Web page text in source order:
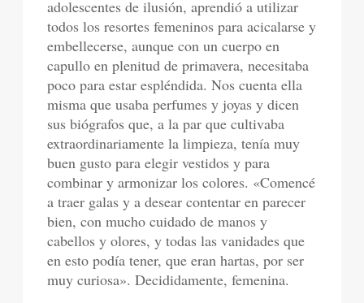
adolescentes de ilusión, aprendió a utilizar
todos los resortes femeninos para acicalarse y
embellecerse, aunque con un cuerpo en
capullo en plenitud de primavera, necesitaba
poco para estar espléndida. Nos cuenta ella
misma que usaba perfumes y joyas y dicen
sus biógrafos que, a la par que cultivaba
extraordinariamente la limpieza, tenía muy
buen gusto para elegir vestidos y para
combinar y armonizar los colores. «Comencé
a traer galas y a desear contentar en parecer
bien, con mucho cuidado de manos y
cabellos y olores, y todas las vanidades que
en esto podía tener, que eran hartas, por ser
muy curiosa». Decididamente, femenina.